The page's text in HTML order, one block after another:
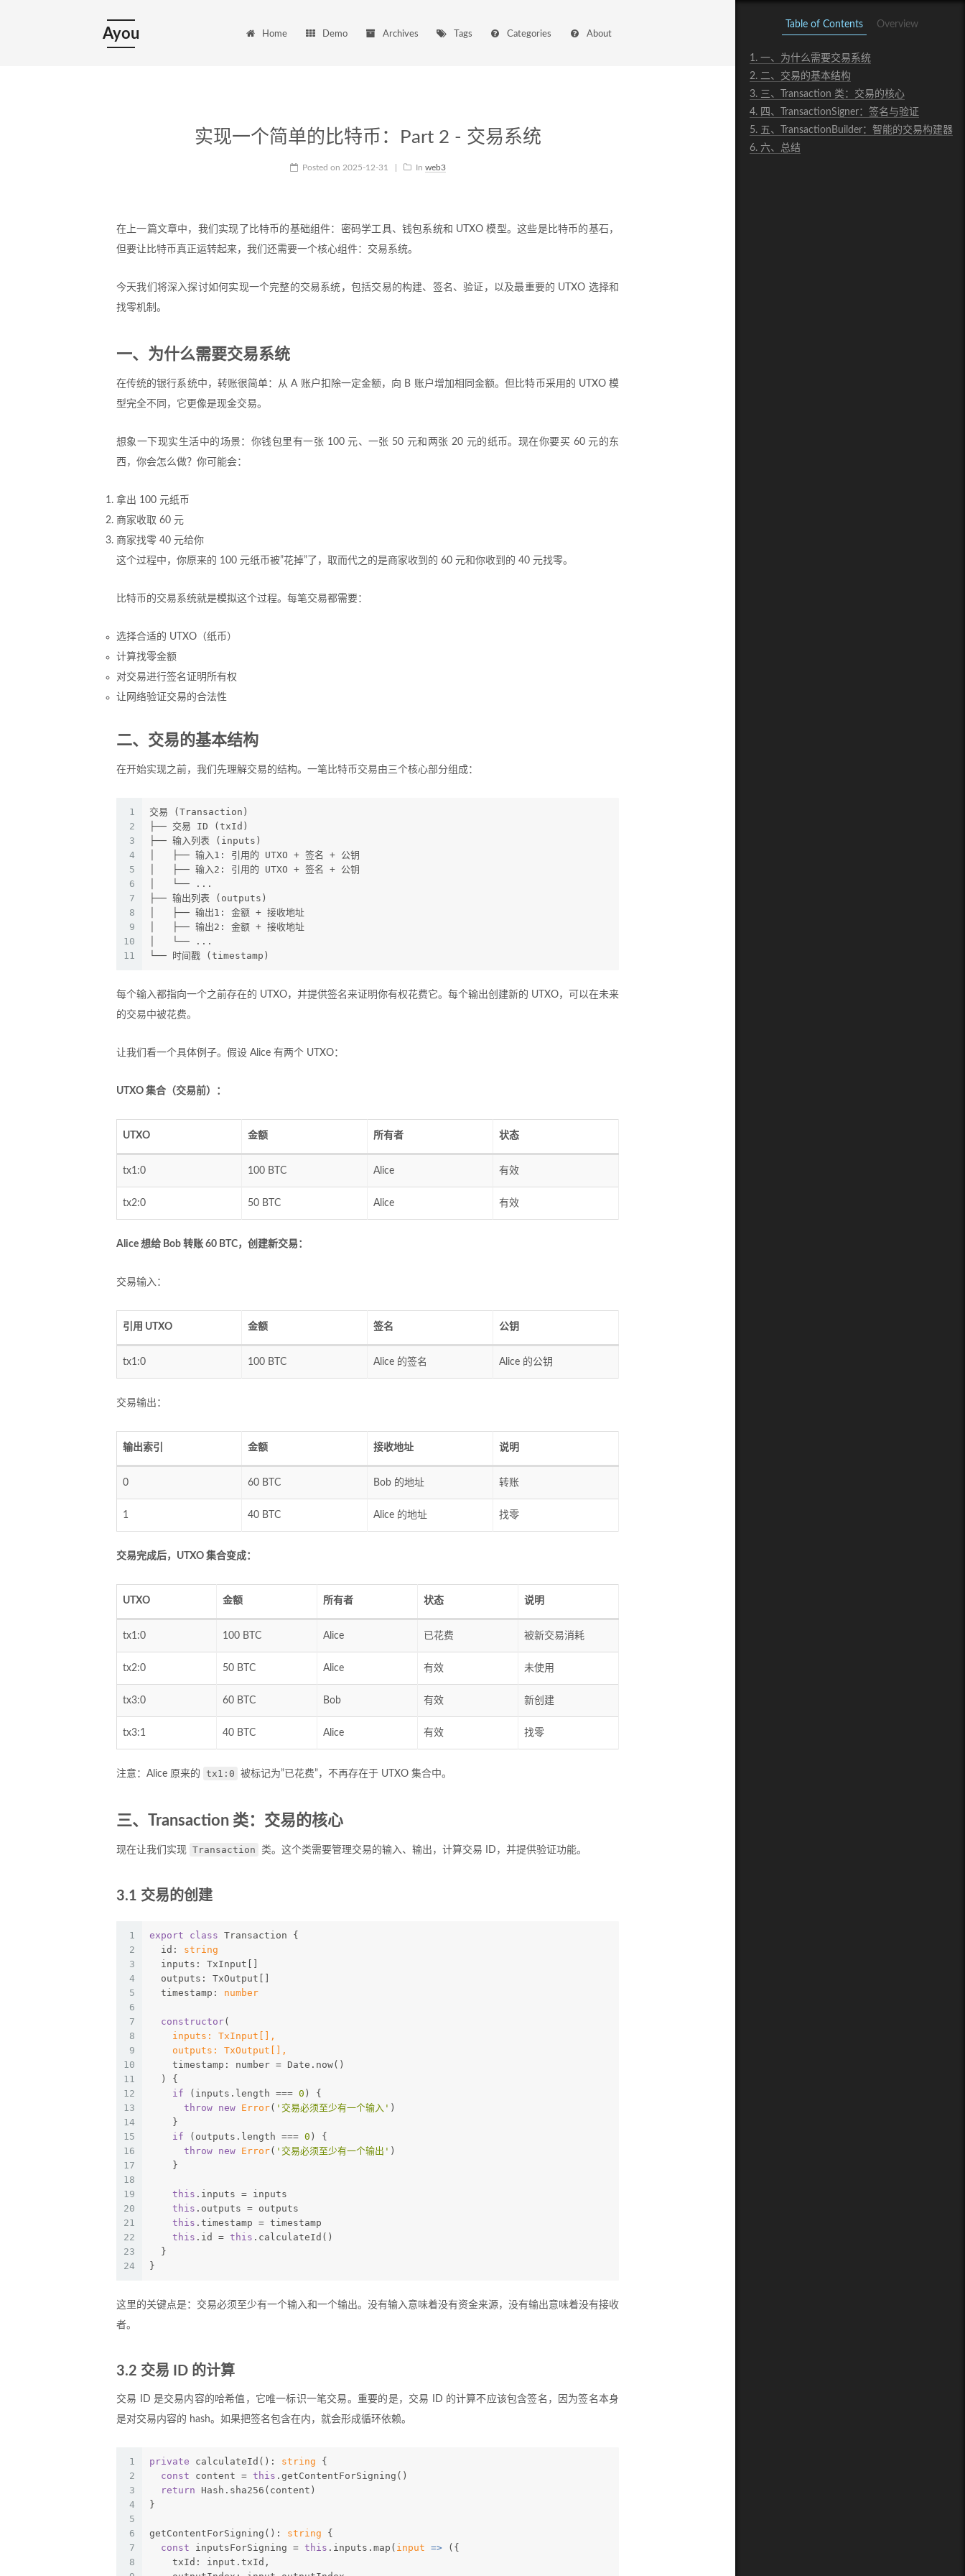
Ayou Home Demo Archives Tags Categories About
实现一个简单的比特币：Part 2 - 交易系统
Posted on 2025-12-31 In web3
在上一篇文章中，我们实现了比特币的基础组件：密码学工具、钱包系统和 UTXO 模型。这些是比特币的基石，
但要让比特币真正运转起来，我们还需要一个核心组件：交易系统。
今天我们将深入探讨如何实现一个完整的交易系统，包括交易的构建、签名、验证，以及最重要的 UTXO 选择和
找零机制。
一、为什么需要交易系统
在传统的银行系统中，转账很简单：从 A 账户扣除一定金额，向 B 账户增加相同金额。但比特币采用的 UTXO 模
型完全不同，它更像是现金交易。
想象一下现实生活中的场景：你钱包里有一张 100 元、一张 50 元和两张 20 元的纸币。现在你要买 60 元的东
西，你会怎么做？你可能会：
拿出 100 元纸币
商家收取 60 元
商家找零 40 元给你
这个过程中，你原来的 100 元纸币被”花掉”了，取而代之的是商家收到的 60 元和你收到的 40 元找零。
比特币的交易系统就是模拟这个过程。每笔交易都需要：
选择合适的 UTXO（纸币）
计算找零金额
对交易进行签名证明所有权
让网络验证交易的合法性
二、交易的基本结构
在开始实现之前，我们先理解交易的结构。一笔比特币交易由三个核心部分组成：
1
2
3
4
5
6
7
8
9
10
11
交易 (Transaction)
├── 交易 ID (txId)
├── 输入列表 (inputs)
│   ├── 输入1: 引用的 UTXO + 签名 + 公钥
│   ├── 输入2: 引用的 UTXO + 签名 + 公钥
│   └── ...
├── 输出列表 (outputs)
│   ├── 输出1: 金额 + 接收地址
│   ├── 输出2: 金额 + 接收地址
│   └── ...
└── 时间戳 (timestamp)
每个输入都指向一个之前存在的 UTXO，并提供签名来证明你有权花费它。每个输出创建新的 UTXO，可以在未来
的交易中被花费。
让我们看一个具体例子。假设 Alice 有两个 UTXO：
UTXO 集合（交易前）：
UTXO 金额 所有者 状态
tx1:0 100 BTC Alice 有效
tx2:0 50 BTC Alice 有效
Alice 想给 Bob 转账 60 BTC，创建新交易：
交易输入：
引用 UTXO 金额 签名 公钥
tx1:0 100 BTC Alice 的签名 Alice 的公钥
交易输出：
输出索引 金额 接收地址 说明
0 60 BTC Bob 的地址 转账
1 40 BTC Alice 的地址 找零
交易完成后，UTXO 集合变成：
UTXO 金额 所有者 状态 说明
tx1:0 100 BTC Alice 已花费 被新交易消耗
tx2:0 50 BTC Alice 有效 未使用
tx3:0 60 BTC Bob 有效 新创建
tx3:1 40 BTC Alice 有效 找零
注意：Alice 原来的 tx1:0 被标记为”已花费”，不再存在于 UTXO 集合中。
三、Transaction 类：交易的核心
现在让我们实现 Transaction 类。这个类需要管理交易的输入、输出，计算交易 ID，并提供验证功能。
3.1 交易的创建
1
2
3
4
5
6
7
8
9
10
11
12
13
14
15
16
17
18
19
20
21
22
23
24
export class Transaction {
  id:
string
  inputs: TxInput[]
  outputs: TxOutput[]
  timestamp:
number
constructor(
    inputs: TxInput[],
    outputs: TxOutput[],
    timestamp: number = Date.now()
  ) {
if (inputs.length === 0 ) {
throw new Error( '交易必须至少有一个输入' )
    }
if (outputs.length === 0 ) {
throw new Error( '交易必须至少有一个输出' )
    }
this .inputs = inputs
this .outputs = outputs
this .timestamp = timestamp
this .id = this .calculateId()
  }
}
这里的关键点是：交易必须至少有一个输入和一个输出。没有输入意味着没有资金来源，没有输出意味着没有接收
者。
3.2 交易 ID 的计算
交易 ID 是交易内容的哈希值，它唯一标识一笔交易。重要的是，交易 ID 的计算不应该包含签名，因为签名本身
是对交易内容的 hash。如果把签名包含在内，就会形成循环依赖。
1
2
3
4
5
6
7
8
private calculateId(): string {
const content = this .getContentForSigning()
return Hash.sha256(content)
}
getContentForSigning(): string {
const inputsForSigning = this .inputs.map( input => ({
    txId: input.txId,
Table of Contents Overview
1. 一、为什么需要交易系统
2. 二、交易的基本结构
3. 三、Transaction 类：交易的核心
4. 四、TransactionSigner：签名与验证
5. 五、TransactionBuilder：智能的交易构建器
6. 六、总结